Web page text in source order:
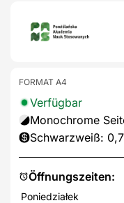
Öffnungszeiten:
Poniedziałek
FORMAT A4
Verfügbar
Monochrome
Schwarzweiß: